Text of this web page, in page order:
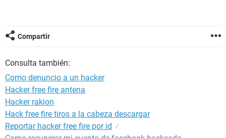
Compartir
Consulta también:
Como denuncio a un hacker
Hacker free fire antena
Hacker rakion
Hack free fire tiros a la cabeza descargar
Reportar hacker free fire por id ✓